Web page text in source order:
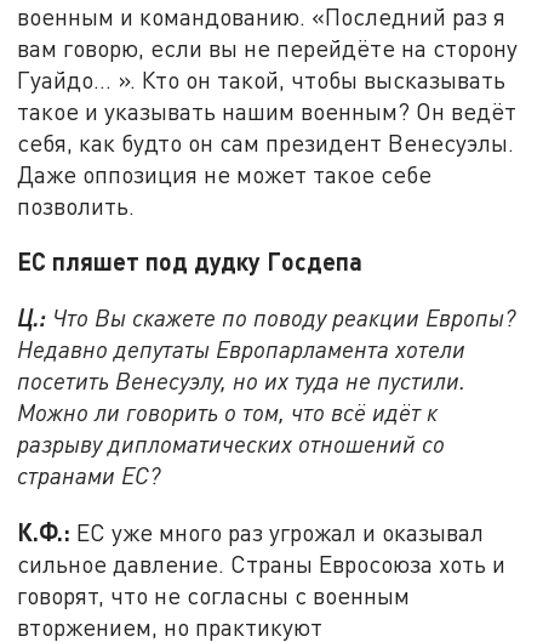
военным и командованию. «Последний раз я
вам говорю, если вы не перейдёте на сторону
Гуайдо… ». Кто он такой, чтобы высказывать
такое и указывать нашим военным? Он ведёт
себя, как будто он сам президент Венесуэлы.
Даже оппозиция не может такое себе
позволить.
ЕС пляшет под дудку Госдепа
Ц.: Что Вы скажете по поводу реакции Европы?
Недавно депутаты Европарламента хотели
посетить Венесуэлу, но их туда не пустили.
Можно ли говорить о том, что всё идёт к
разрыву дипломатических отношений со
странами ЕС?
К.Ф.: ЕС уже много раз угрожал и оказывал
сильное давление. Страны Евросоюза хоть и
говорят, что не согласны с военным
вторжением, но практикуют